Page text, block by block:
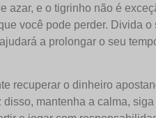
e o tigrinho não é
você pode perder. Divida
a prolongar o seu
recuperar o dinheiro
mantenha a calma,